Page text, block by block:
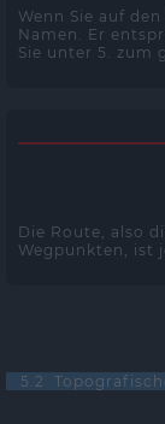
Wenn Sie auf
Namen. Er
Sie unter 5. zum
Die Route, also
Wegpunkten, ist
5.2